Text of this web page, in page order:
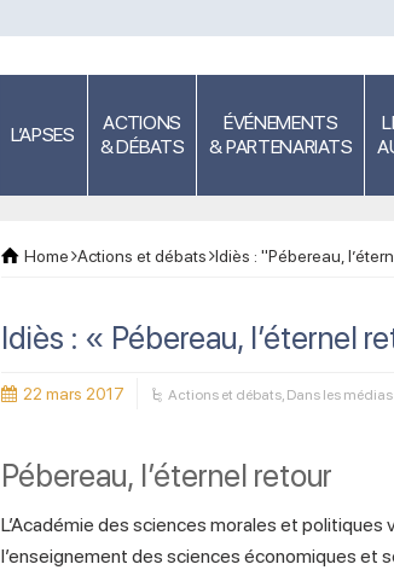
L’APSES
ACTIONS
& DÉBATS
ÉVÉNEMENTS
& PARTENARIATS
Home Actions et débats Idiès : "Pébereau,
Idiès : « Pébereau, l’éternel
22 mars 2017 Actions et débats, Dans les médias
Pébereau, l’éternel retour
L’Académie des sciences morales et
l’enseignement des sciences économiques et